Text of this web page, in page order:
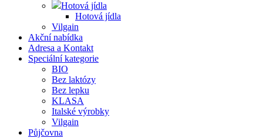
Hotová jídla
Hotová jídla
Vilgain
Akční nabídka
Adresa a Kontakt
Speciální kategorie
BIO
Bez laktózy
Bez lepku
KLASA
Italské výrobky
Vilgain
Půjčovna